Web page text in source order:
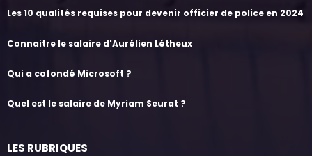
Les 10 qualités requises pour devenir officier de police en 2024
Connaitre le salaire d'Aurélien Létheux
Qui a cofondé Microsoft ?
Quel est le salaire de Myriam Seurat ?
LES RUBRIQUES